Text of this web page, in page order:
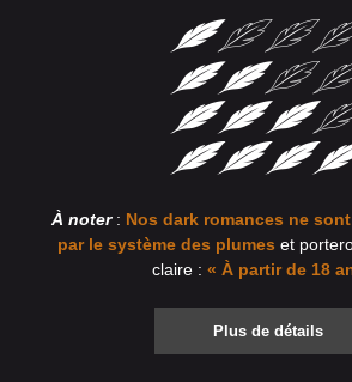
À noter: Nos dark romances ne
par le système des plumes et
claire : « À partir de 18
Plus de détails